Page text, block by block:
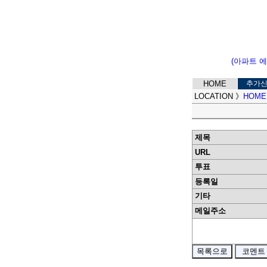
(아파트
HOME 추가
LOCATION 》 HOME
제목
URL
투표
등록일
기타
메일주소